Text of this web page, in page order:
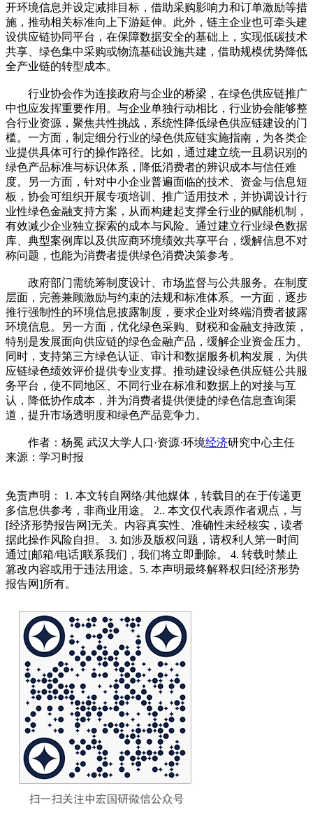
开环境信息并设定减排目标，借助采购影响力和订单激励等措
施，推动相关标准向上下游延伸。此外，链主企业也可牵头建
设供应链协同平台，在保障数据安全的基础上，实现低碳技术
共享、绿色集中采购或物流基础设施共建，借助规模优势降低
全产业链的转型成本。
行业协会作为连接政府与企业的桥梁，在绿色供应链推广
中也应发挥重要作用。与企业单独行动相比，行业协会能够整
合行业资源，聚焦共性挑战，系统性降低绿色供应链建设的门
槛。一方面，制定细分行业的绿色供应链实施指南，为各类企
业提供具体可行的操作路径。比如，通过建立统一且易识别的
绿色产品标准与标识体系，降低消费者的辨识成本与信任难
度。另一方面，针对中小企业普遍面临的技术、资金与信息短
板，协会可组织开展专项培训、推广适用技术，并协调设计行
业性绿色金融支持方案，从而构建起支撑全行业的赋能机制，
有效减少企业独立探索的成本与风险。通过建立行业绿色数据
库、典型案例库以及供应商环境绩效共享平台，缓解信息不对
称问题，也能为消费者提供绿色消费决策参考。
政府部门需统筹制度设计、市场监督与公共服务。在制度
层面，完善兼顾激励与约束的法规和标准体系。一方面，逐步
推行强制性的环境信息披露制度，要求企业对终端消费者披露
环境信息。另一方面，优化绿色采购、财税和金融支持政策，
特别是发展面向供应链的绿色金融产品，缓解企业资金压力。
同时，支持第三方绿色认证、审计和数据服务机构发展，为供
应链绿色绩效评价提供专业支撑。推动建设绿色供应链公共服
务平台，使不同地区、不同行业在标准和数据上的对接与互
认，降低协作成本，并为消费者提供便捷的绿色信息查询渠
道，提升市场透明度和绿色产品竞争力。
作者：杨冕 武汉大学人口·资源·环境经济研究中心主任
来源：学习时报
免责声明： 1. 本文转自网络/其他媒体，转载目的在于传递更
多信息供参考，非商业用途。 2.. 本文仅代表原作者观点，与
[经济形势报告网]无关。内容真实性、准确性未经核实，读者
据此操作风险自担。 3. 如涉及版权问题，请权利人第一时间
通过[邮箱/电话]联系我们，我们将立即删除。 4. 转载时禁止
篡改内容或用于违法用途。5. 本声明最终解释权归[经济形势
报告网]所有。